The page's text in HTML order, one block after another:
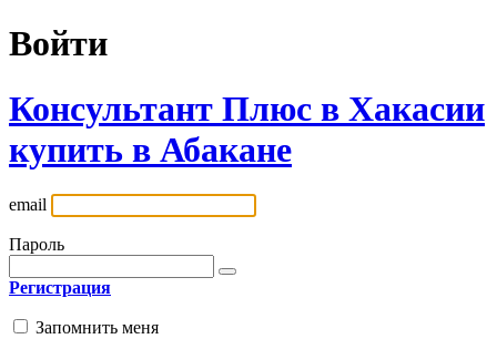
Войти
Консультант Плюс в Хакасии
купить в Абакане
email
Пароль
Регистрация
Запомнить меня